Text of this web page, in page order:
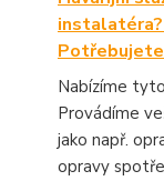
Nabízíme
Provádíme
jako např.
opravy